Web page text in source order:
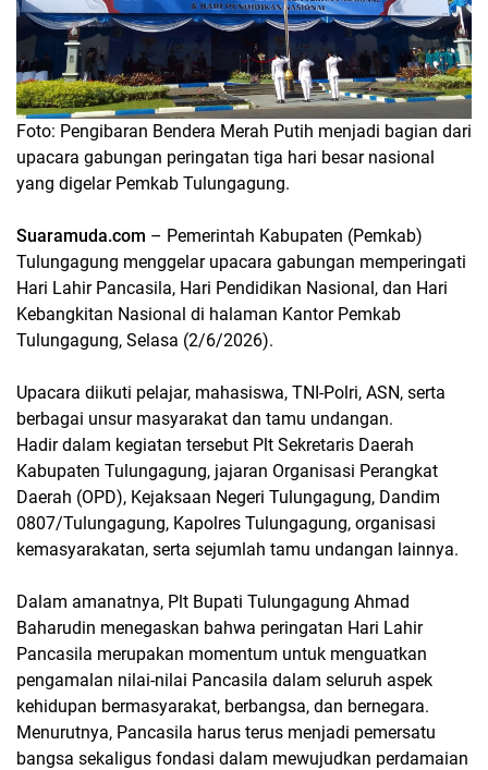
Foto: Pengibaran Bendera Merah Putih menjadi bagian dari
upacara gabungan peringatan tiga hari besar nasional
yang digelar Pemkab Tulungagung.
Suaramuda.com – Pemerintah Kabupaten (Pemkab)
Tulungagung menggelar upacara gabungan memperingati
Hari Lahir Pancasila, Hari Pendidikan Nasional, dan Hari
Kebangkitan Nasional di halaman Kantor Pemkab
Tulungagung, Selasa (2/6/2026).
Upacara diikuti pelajar, mahasiswa, TNI-Polri, ASN, serta
berbagai unsur masyarakat dan tamu undangan.
Hadir dalam kegiatan tersebut Plt Sekretaris Daerah
Kabupaten Tulungagung, jajaran Organisasi Perangkat
Daerah (OPD), Kejaksaan Negeri Tulungagung, Dandim
0807/Tulungagung, Kapolres Tulungagung, organisasi
kemasyarakatan, serta sejumlah tamu undangan lainnya.
Dalam amanatnya, Plt Bupati Tulungagung Ahmad
Baharudin menegaskan bahwa peringatan Hari Lahir
Pancasila merupakan momentum untuk menguatkan
pengamalan nilai-nilai Pancasila dalam seluruh aspek
kehidupan bermasyarakat, berbangsa, dan bernegara.
Menurutnya, Pancasila harus terus menjadi pemersatu
bangsa sekaligus fondasi dalam mewujudkan perdamaian